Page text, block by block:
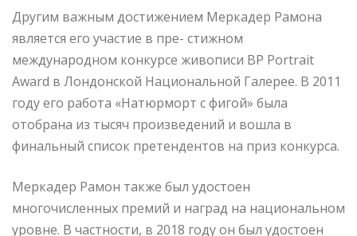
Другим важным достижением Меркадер Рамона
является его участие в пре- стижном
международном конкурсе живописи BP Portrait
Award в Лондонской Национальной Галерее. В 2011
году его работа «Натюрморт с фигой» была
отобрана из тысяч произведений и вошла в
финальный список претендентов на приз конкурса.
Меркадер Рамон также был удостоен
многочисленных премий и наград на национальном
уровне. В частности, в 2018 году он был удостоен